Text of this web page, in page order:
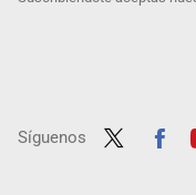
Síguenos